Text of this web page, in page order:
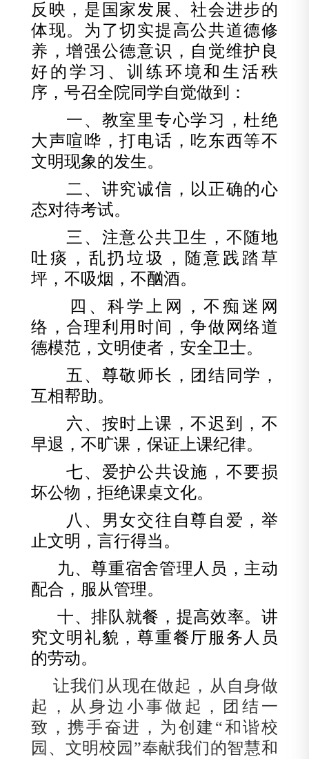
反映，是国家发展、社会进步的
体现。为了切实提高公共道德修
养，增强公德意识，自觉维护良
好的学习、训练环境和生活秩
序，号召全院同学自觉做到：
一、教室里专心学习，杜绝
大声喧哗，打电话，吃东西等不
文明现象的发生。
二、讲究诚信，以正确的心
态对待考试。
三、注意公共卫生，不随地
吐痰，乱扔垃圾，随意践踏草
坪，不吸烟，不酗酒。
四、科学上网，不痴迷网
络，合理利用时间，争做网络道
德模范，文明使者，安全卫士。
五、尊敬师长，团结同学，
互相帮助。
六、按时上课，不迟到，不
早退，不旷课，保证上课纪律。
七、爱护公共设施，不要损
坏公物，拒绝课桌文化。
八、男女交往自尊自爱，举
止文明，言行得当。
九、尊重宿舍管理人员，主动
配合，服从管理。
十、排队就餐，提高效率。讲
究文明礼貌，尊重餐厅服务人员
的劳动。
让我们从现在做起，从自身做
起，从身边小事做起，团结一
致，携手奋进，为创建“和谐校
园、文明校园”奉献我们的智慧和